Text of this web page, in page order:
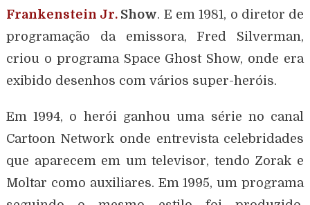
Frankenstein Jr. Show. E em 1981, o diretor de
programação da emissora, Fred Silverman,
criou o programa Space Ghost Show, onde era
exibido desenhos com vários super-heróis.
Em 1994, o herói ganhou uma série no canal
Cartoon Network onde entrevista celebridades
que aparecem em um televisor, tendo Zorak e
Moltar como auxiliares. Em 1995, um programa